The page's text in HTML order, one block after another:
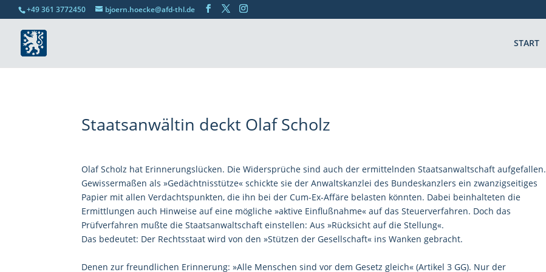
+49 361 3772450 bjoern.hoecke@afd-thl.de
START
Staatsanwältin deckt Olaf Scholz
Olaf Scholz hat Erinnerungslücken. Die Widersprüche sind auch der ermittelnden Staatsanwaltschaft aufgefallen.
Gewissermaßen als »Gedächtnisstütze« schickte sie der Anwaltskanzlei des Bundeskanzlers ein zwanzigseitiges
Papier mit allen Verdachtspunkten, die ihn bei der Cum-Ex-Affäre belasten könnten. Dabei beinhalteten die
Ermittlungen auch Hinweise auf eine mögliche »aktive Einflußnahme« auf das Steuerverfahren. Doch das
Prüfverfahren mußte die Staatsanwaltschaft einstellen: Aus »Rücksicht auf die Stellung«.
Das bedeutet: Der Rechtsstaat wird von den »Stützen der Gesellschaft« ins Wanken gebracht.
Denen zur freundlichen Erinnerung: »Alle Menschen sind vor dem Gesetz gleich« (Artikel 3 GG). Nur der